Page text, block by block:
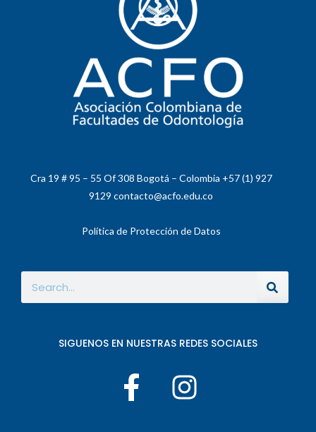
Cra 19 # 95 – 55 Of 308 Bogotá – Colombia +57 (1) 927
9129 contacto@acfo.edu.co
Política de Protección de Datos
SIGUENOS EN NUESTRAS REDES SOCIALES